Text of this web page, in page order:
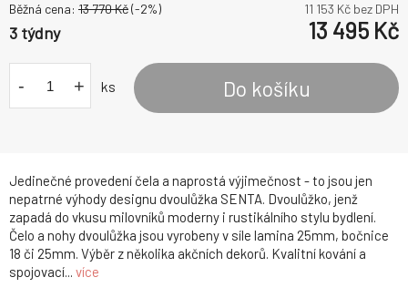
Jedinečné provedení čela a naprostá výjimečnost - to jsou jen
nepatrné výhody designu dvoulůžka SENTA. Dvoulůžko, jenž
zapadá do vkusu milovníků moderny i rustikálního stylu bydlení.
Čelo a nohy dvoulůžka jsou vyrobeny v síle lamina 25mm, bočnice
18 či 25mm. Výběr z několika akčních dekorů. Kvalitní kování a
spojovací... více
Běžná cena: 13 770Kč(-2%) 11 153 Kč bez DPH
3 týdny 13 495 Kč
- + ks Do košíku